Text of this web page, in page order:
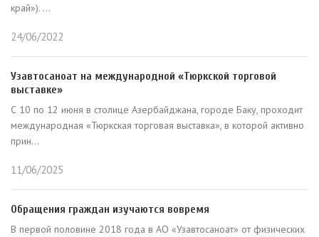
край»). ...
24/06/2022
Узавтосаноат на международной «Тюркской торговой
выставке»
С 10 по 12 июня в столице Азербайджана, городе Баку, проходит
международная «Тюркская торговая выставка», в которой активно
прин...
11/06/2025
Обращения граждан изучаются вовремя
В первой половине 2018 года в АО «Узавтосаноат» от физических